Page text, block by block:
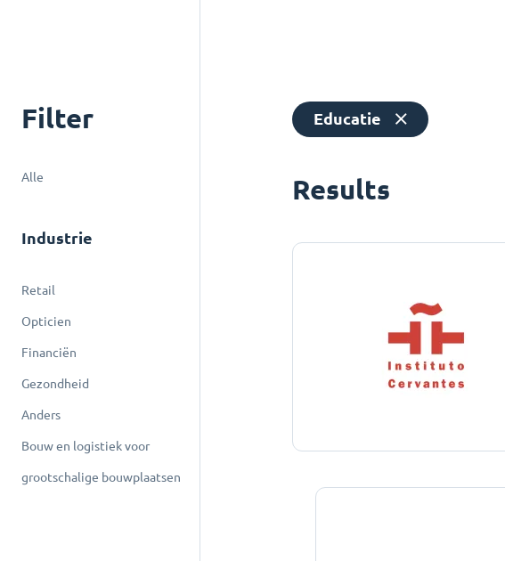
Filter
Alle
Industrie
Retail
Opticien
Financiën
Gezondheid
Anders
Bouw en logistiek voor
grootschalige bouwplaatsen
Educatie
Results